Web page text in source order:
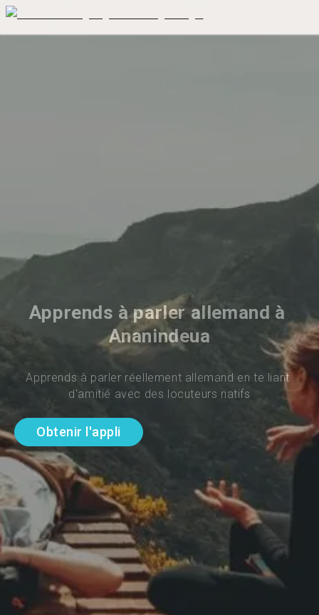
Apprends à parler allemand à
Ananindeua
Apprends à parler réellement allemand en te liant
d'amitié avec des locuteurs natifs
Obtenir l'appli